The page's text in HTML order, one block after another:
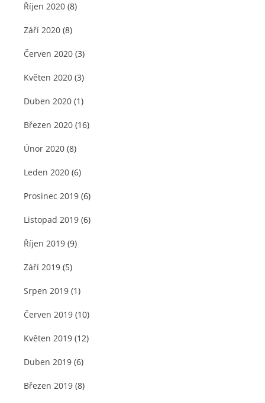
Říjen 2020 (8)
Září 2020 (8)
Červen 2020 (3)
Květen 2020 (3)
Duben 2020 (1)
Březen 2020 (16)
Únor 2020 (8)
Leden 2020 (6)
Prosinec 2019 (6)
Listopad 2019 (6)
Říjen 2019 (9)
Září 2019 (5)
Srpen 2019 (1)
Červen 2019 (10)
Květen 2019 (12)
Duben 2019 (6)
Březen 2019 (8)